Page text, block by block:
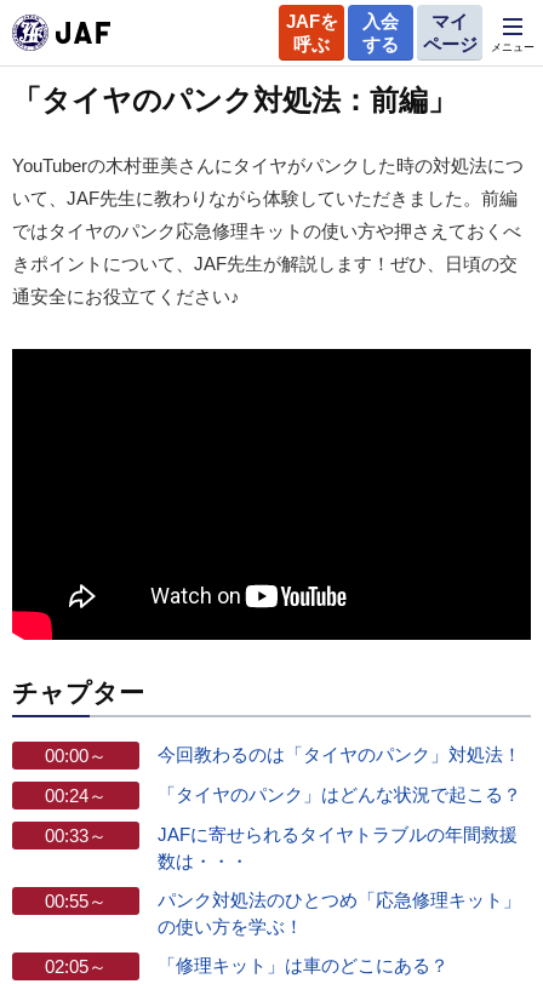
JAFを
呼ぶ
入会
する
マイ
ページ
メニュー
「タイヤのパンク対処法：前編」
YouTuberの木村亜美さんにタイヤがパンクした時の対処法につ
いて、JAF先生に教わりながら体験していただきました。前編
ではタイヤのパンク応急修理キットの使い方や押さえておくべ
きポイントについて、JAF先生が解説します！ぜひ、日頃の交
通安全にお役立てください♪
チャプター
00:00～
今回教わるのは「タイヤのパンク」対処法！
00:24～
「タイヤのパンク」はどんな状況で起こる？
00:33～
JAFに寄せられるタイヤトラブルの年間救援
数は・・・
00:55～
パンク対処法のひとつめ「応急修理キット」
の使い方を学ぶ！
02:05～
「修理キット」は車のどこにある？